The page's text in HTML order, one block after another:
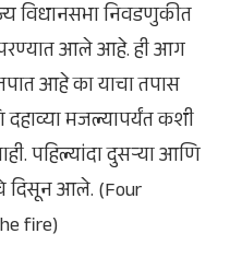
विधानसभा निवडणुकीत
आले आहे. ही आग
आहे का याचा तपास
मजल्यापर्यंत कशी
पहिल्यांदा दुसऱ्या आणि
दिसून आले. (Four
fire)